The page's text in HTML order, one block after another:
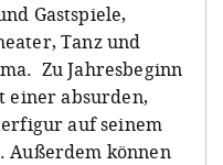
Gastspiele,
Tanz und
Zu Jahresbeginn
einer absurden,
auf seinem
Außerdem können